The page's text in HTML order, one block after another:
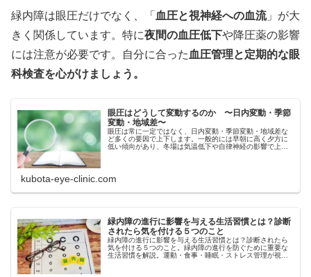
緑内障は眼圧だけでなく、「 血圧と視神経への血流」が大
きく関係しています。特に夜間の血圧低下や降圧薬の影響
には注意が必要です。自分に合った 血圧管理と定期的な眼
科検査を心がけましょう。
眼圧はどうして変動するのか 〜日内変動・季節
変動・地域差〜
眼圧は常に一定ではなく、日内変動・季節変動・地域差な
ど多くの要因で上下します。一般的には早朝に高く夕方に
低い傾向があり、冬場は気温低下や自律神経の影響で上昇
kubota-eye-clinic.com
緑内障の進行に影響を与える生活習慣とは？診断
されたら気を付ける５つのこと
緑内障の進行に影響を与える生活習慣とは？診断されたら
気を付ける５つのこと。緑内障の進行を防ぐために重要な
生活習慣を解説。運動・食事・睡眠・ストレス管理が視神